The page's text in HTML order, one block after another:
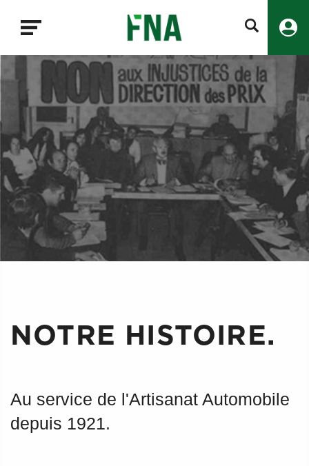
recherche
NOTRE HISTOIRE.
Au service de l'Artisanat Automobile
depuis 1921.